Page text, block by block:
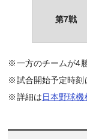
第7戦
※一方のチームが4
※試合開始予定時刻
※詳細は日本野球機